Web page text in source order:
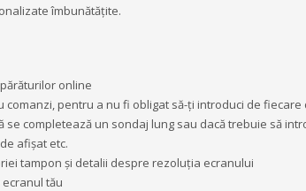
îmbunătățite.
online
pentru a nu fi obligat să-ţi introduci de fiecare
completează un sondaj lung sau dacă trebuie să
afişat etc.
tampon şi detalii despre rezoluţia ecranului
tău